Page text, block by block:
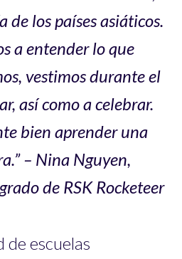
de los países asiáticos.
a entender lo que
vestimos durante el
así como a celebrar.
bien aprender una
– Nina Nguyen,
de RSK Rocketeer
de escuelas